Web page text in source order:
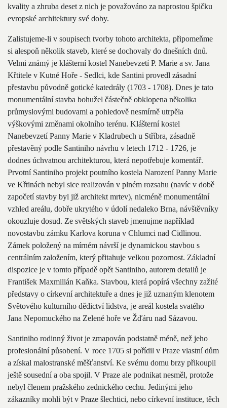
kvality a zhruba deset z nich je považováno za naprostou špičku
evropské architektury své doby.
Zalistujeme-li v soupisech tvorby tohoto architekta, připomeňme
si alespoň několik staveb, které se dochovaly do dnešních dnů.
Velmi známý je klášterní kostel Nanebevzetí P. Marie a sv. Jana
Křtitele v Kutné Hoře - Sedlci, kde Santini provedl zásadní
přestavbu původně gotické katedrály (1703 - 1708). Dnes je tato
monumentální stavba bohužel částečně obklopena několika
průmyslovými budovami a pohledově nesmírně utrpěla
výškovými změnami okolního terénu. Klášterní kostel
Nanebevzetí Panny Marie v Kladrubech u Stříbra, zásadně
přestavěný podle Santiniho návrhu v letech 1712 - 1726, je
dodnes úchvatnou architekturou, která nepotřebuje komentář.
Prvotní Santiniho projekt poutního kostela Narození Panny Marie
ve Křtinách nebyl sice realizován v plném rozsahu (navíc v době
započetí stavby byl již architekt mrtev), nicméně monumentální
vzhled areálu, dobře ukrytého v údolí nedaleko Brna, návštěvníky
okouzluje dosud. Ze světských staveb jmenujme například
novostavbu zámku Karlova koruna v Chlumci nad Cidlinou.
Zámek položený na mírném návrší je dynamickou stavbou s
centrálním založením, který přitahuje velkou pozornost. Základní
dispozice je v tomto případě opět Santiniho, autorem detailů je
František Maxmilián Kaňka. Stavbou, která popírá všechny zažité
představy o církevní architektuře a dnes je již uznaným klenotem
Světového kulturního dědictví lidstva, je areál kostela svatého
Jana Nepomuckého na Zelené hoře ve Žďáru nad Sázavou.
Santiniho rodinný život je zmapován podstatně méně, než jeho
profesionální působení. V roce 1705 si pořídil v Praze vlastní dům
a získal malostranské měšťanství. Ke svému domu brzy přikoupil
ještě sousední a oba spojil. V Praze ale podnikat nesměl, protože
nebyl členem pražského zednického cechu. Jedinými jeho
zákazníky mohli být v Praze šlechtici, nebo církevní instituce, těch